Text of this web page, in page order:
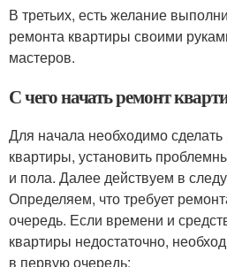
В третьих, есть желание
ремонта квартиры своими
мастеров.
С чего начать ремонт
Для начала необходимо
квартиры, установить
и пола. Далее действуем в
Определяем, что требует
очередь. Если времени и
квартиры недостаточно,
в первую очередь: